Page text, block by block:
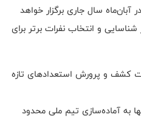
آبان‌ماه سال جاری برگزار خواهد
و انتخاب نفرات برتر برای
کشف و پرورش استعدادهای تازه
به آماده‌سازی تیم ملی محدود